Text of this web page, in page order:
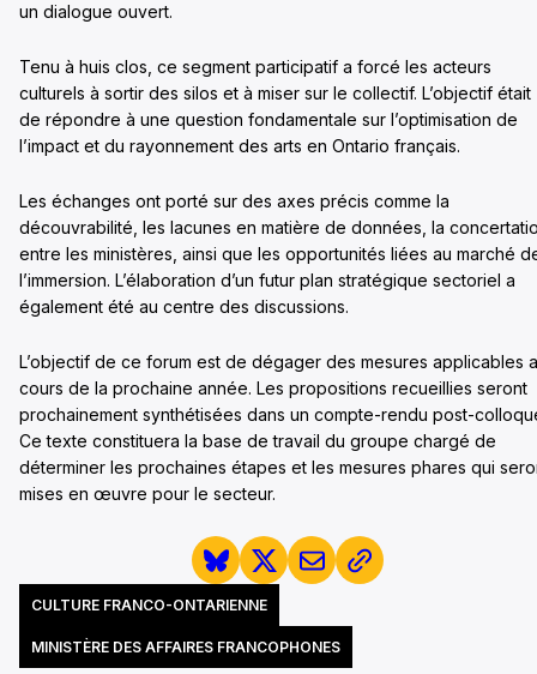
un dialogue ouvert.
Tenu à huis clos, ce segment participatif a forcé les acteurs
culturels à sortir des silos et à miser sur le collectif. L’objectif était
de répondre à une question fondamentale sur l’optimisation de
l’impact et du rayonnement des arts en Ontario français.
Les échanges ont porté sur des axes précis comme la
découvrabilité, les lacunes en matière de données, la
entre les ministères, ainsi que les opportunités liées au marché
l’immersion. L’élaboration d’un futur plan stratégique sectoriel a
également été au centre des discussions.
L’objectif de ce forum est de dégager des mesures applicables
cours de la prochaine année. Les propositions recueillies seront
prochainement synthétisées dans un compte-rendu post-
Ce texte constituera la base de travail du groupe chargé de
déterminer les prochaines étapes et les mesures phares qui
mises en œuvre pour le secteur.
CULTURE FRANCO-ONTARIENNE
MINISTÈRE DES AFFAIRES FRANCOPHONES